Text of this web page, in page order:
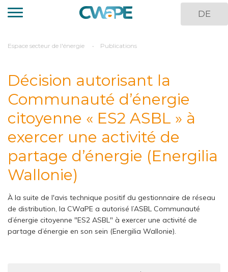
Aller
au
principal
DE
You
here
Espace secteur de l'énergie Publications
Décision autorisant la
Communauté d’énergie
citoyenne « ES2 ASBL » à
exercer une activité de
partage d’énergie (Energilia
Wallonie)
À la suite de l'avis technique positif du gestionnaire de réseau
de distribution, la CWaPE a autorisé l’ASBL Communauté
d’énergie citoyenne "ES2 ASBL" à exercer une activité de
partage d’énergie en son sein (Energilia Wallonie).